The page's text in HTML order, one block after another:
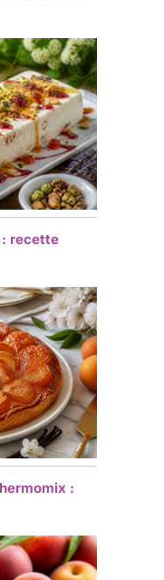
recette
: